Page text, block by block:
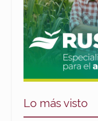
Lo más visto